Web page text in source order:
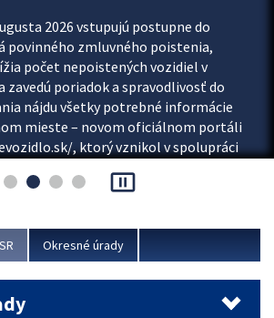
2026 vstupujú postupne do
povinného zmluvného poistenia,
počet nepoistených vozidiel v
zavedú poriadok a spravodlivosť do
nájdu všetky potrebné informácie
mieste – novom oficiálnom portáli
, ktorý vznikol v spolupráci
(SLASPO) a Ministerstva vnútra SR.
pause_presentation
Okresné úrady